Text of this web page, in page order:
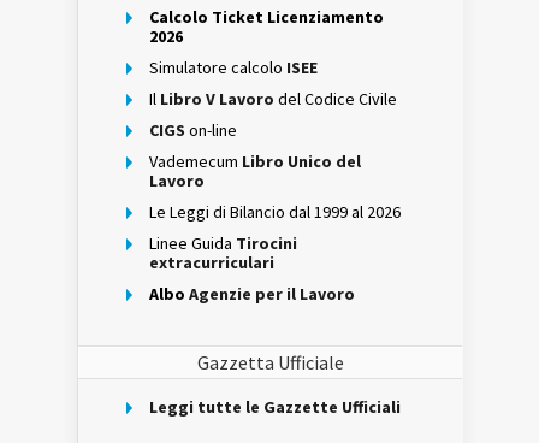
Calcolo Ticket Licenziamento
2026
Simulatore calcolo ISEE
Il Libro V Lavoro del Codice Civile
CIGS on-line
Vademecum Libro Unico del
Lavoro
Le Leggi di Bilancio dal 1999 al 2026
Linee Guida Tirocini
extracurriculari
Albo Agenzie per il Lavoro
Gazzetta Ufficiale
Leggi tutte le Gazzette Ufficiali